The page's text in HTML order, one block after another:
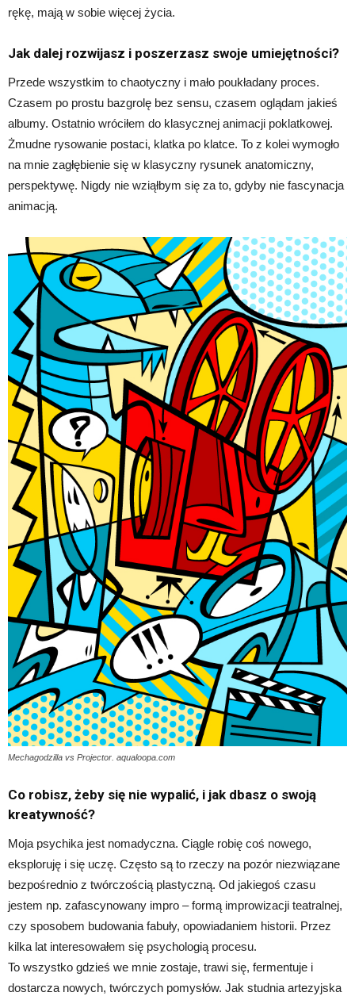
rękę, mają w sobie więcej życia.
Jak dalej rozwijasz i poszerzasz swoje umiejętności?
Przede wszystkim to chaotyczny i mało poukładany proces.
Czasem po prostu bazgrolę bez sensu, czasem oglądam jakieś
albumy. Ostatnio wróciłem do klasycznej animacji poklatkowej.
Żmudne rysowanie postaci, klatka po klatce. To z kolei wymogło
na mnie zagłębienie się w klasyczny rysunek anatomiczny,
perspektywę. Nigdy nie wziąłbym się za to, gdyby nie fascynacja
animacją.
Mechagodzilla vs Projector. aqualoopa.com
Co robisz, żeby się nie wypalić, i jak dbasz o swoją
kreatywność?
Moja psychika jest nomadyczna. Ciągle robię coś nowego,
eksploruję i się uczę. Często są to rzeczy na pozór niezwiązane
bezpośrednio z twórczością plastyczną. Od jakiegoś czasu
jestem np. zafascynowany impro – formą improwizacji teatralnej,
czy sposobem budowania fabuły, opowiadaniem historii. Przez
kilka lat interesowałem się psychologią procesu.
To wszystko gdzieś we mnie zostaje, trawi się, fermentuje i
dostarcza nowych, twórczych pomysłów. Jak studnia artezyjska